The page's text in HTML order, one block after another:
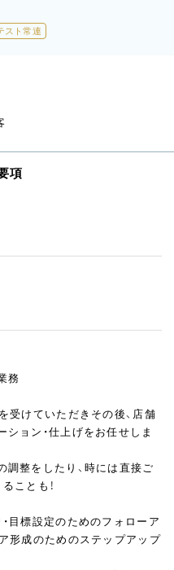
スト常連
項
務
受けていただきその後、店舗
ョン・仕上げをお任せしま
整をしたり、時には直接ご
ことも！
目標設定のためのフォローア
形成のためのステップアップ